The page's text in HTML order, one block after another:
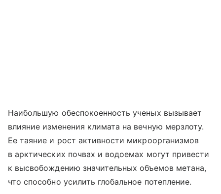
Наибольшую обеспокоенность ученых вызывает
влияние изменения климата на вечную мерзлоту.
Ее таяние и рост активности микроорганизмов
в арктических почвах и водоемах могут привести
к высвобождению значительных объемов метана,
что способно усилить глобальное потепление.